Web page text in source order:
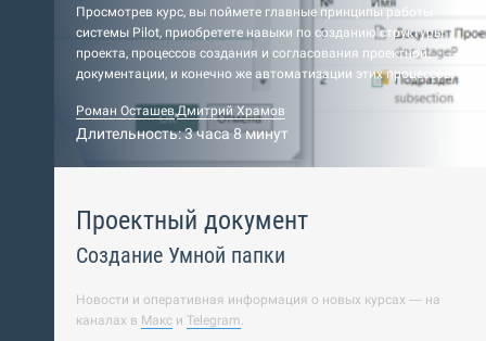
Просмотрев курс, вы поймете главные принципы работы
системы Pilot, приобретете навыки по созданию структуры
проекта, процессов создания и согласования проектной
документации, и конечно же автоматизации этих процессов.
Роман Осташев,Дмитрий Храмов
Длительность: 3 часа 8 минут
Проектный документ
Создание Умной папки
Новости и оперативная информация о новых курсах — на
каналах в Макс и Telegram.